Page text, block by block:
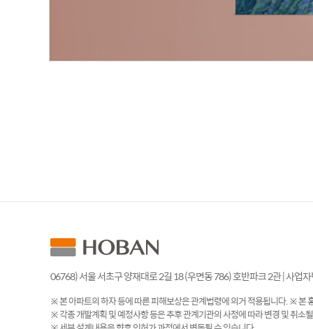
06768) 서울 서초구 양재대로 2길 18 (우면동 786) 호반파크 2관 | 사업
※ 본 아파트의 하자 등에 따른 피해보상은 관계법령에 의거 적용됩니다. ※ 본
※ 각종 개발계획 및 예정사항 등은 추후 관계기관의 사정에 따라 변경 및 취소